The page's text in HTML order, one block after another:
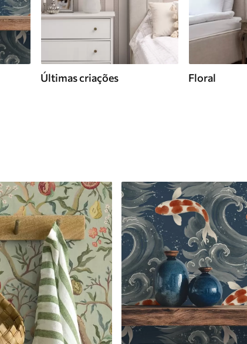
Últimas criações Floral